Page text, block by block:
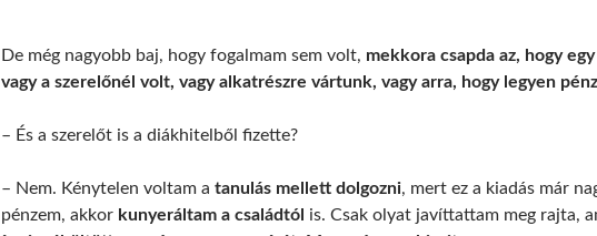
De még nagyobb baj, hogy fogalmam sem volt, mekkora csapda az, hogy
vagy a szerelőnél volt, vagy alkatrészre vártunk, vagy arra, hogy legyen
– És a szerelőt is a diákhitelből fizette?
– Nem. Kénytelen voltam a tanulás mellett dolgozni, mert ez a kiadás már
pénzem, akkor kunyeráltam a családtól is. Csak olyat javíttattam meg rajta,